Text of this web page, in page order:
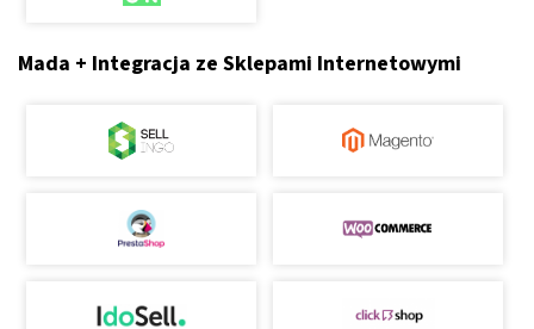
Mada + Integracja ze Sklepami Internetowymi